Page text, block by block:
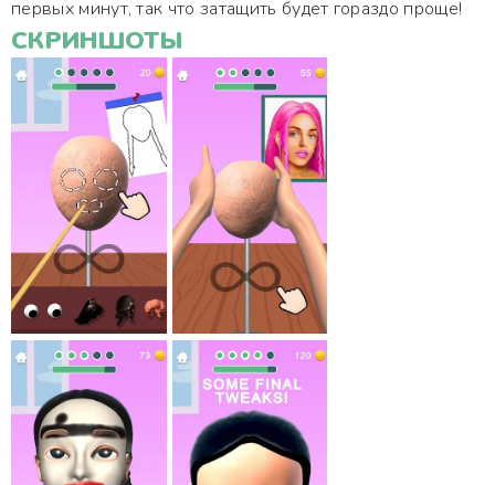
первых минут, так что затащить будет гораздо проще!
СКРИНШОТЫ